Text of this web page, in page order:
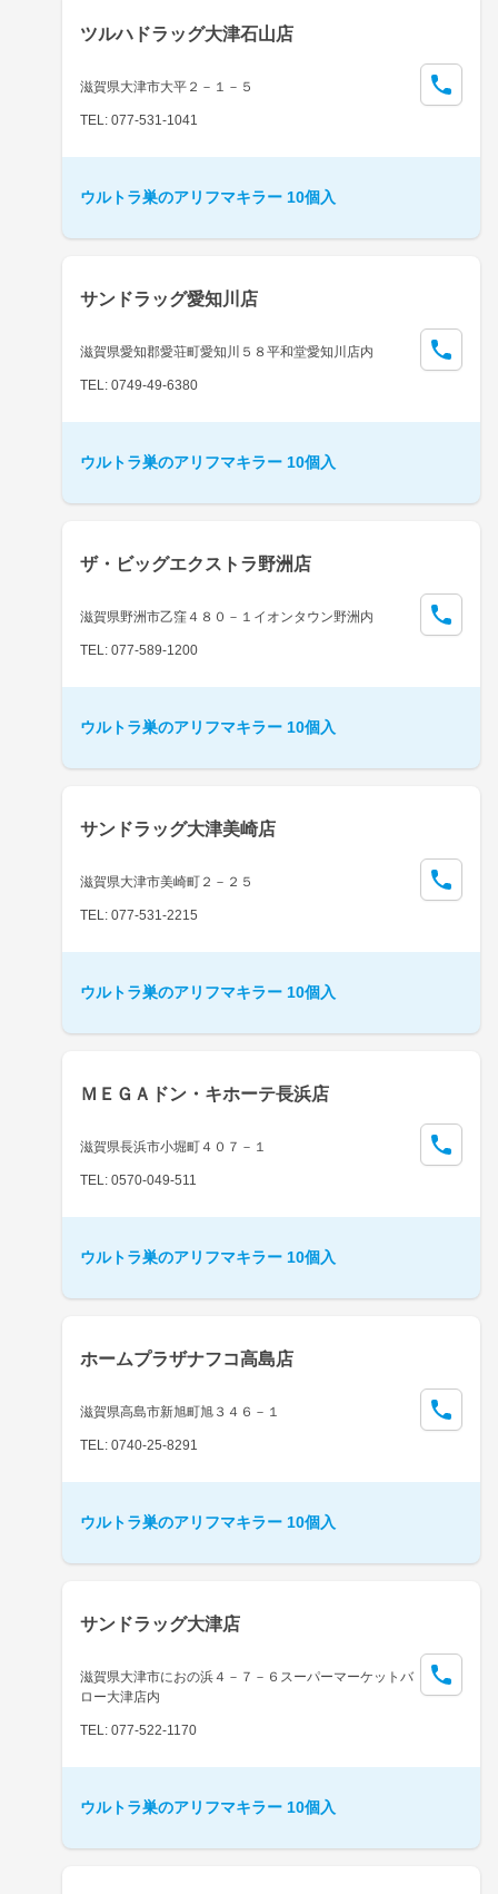
ツルハドラッグ大津石山店
滋賀県大津市大平２－１－５
TEL: 077-531-1041
ウルトラ巣のアリフマキラー 10個入
サンドラッグ愛知川店
滋賀県愛知郡愛荘町愛知川５８平和堂愛知川店内
TEL: 0749-49-6380
ウルトラ巣のアリフマキラー 10個入
ザ・ビッグエクストラ野洲店
滋賀県野洲市乙窪４８０－１イオンタウン野洲内
TEL: 077-589-1200
ウルトラ巣のアリフマキラー 10個入
サンドラッグ大津美崎店
滋賀県大津市美崎町２－２５
TEL: 077-531-2215
ウルトラ巣のアリフマキラー 10個入
ＭＥＧＡドン・キホーテ長浜店
滋賀県長浜市小堀町４０７－１
TEL: 0570-049-511
ウルトラ巣のアリフマキラー 10個入
ホームプラザナフコ高島店
滋賀県高島市新旭町旭３４６－１
TEL: 0740-25-8291
ウルトラ巣のアリフマキラー 10個入
サンドラッグ大津店
滋賀県大津市におの浜４－７－６スーパーマーケットバ
ロー大津店内
TEL: 077-522-1170
ウルトラ巣のアリフマキラー 10個入